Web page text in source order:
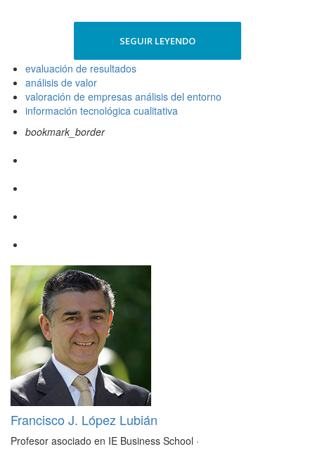
SEGUIR LEYENDO
evaluación de resultados
análisis de valor
valoración de empresas análisis del entorno
información tecnológica cualitativa
bookmark_border
Francisco J. López Lubián
Profesor asociado en IE Business School ·